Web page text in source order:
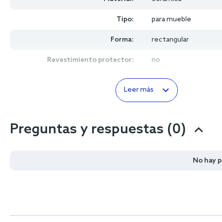
Tipo: para mueble
Forma: rectangular
Revestimiento protector: no
Leer más
Preguntas y respuestas (0)
No hay